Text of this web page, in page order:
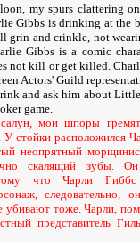
my spurs clattering
Gibbs is drinking at the
grin and crinkle, not
Gibbs is a comic
not kill or get killed.
Actors' Guild
and ask him about
game.
мои шпоры
стойки расположился
неопрятный
скалящий зубы.
что Чарли
следовательно,
убивают тоже. Чарли,
представитель